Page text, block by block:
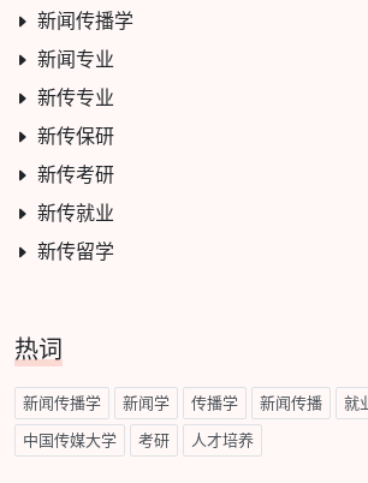
新闻传播学
新闻专业
新传专业
新传保研
新传考研
新传就业
新传留学
热词
新闻传播学 新闻学 传播学 新闻传播 就
中国传媒大学 考研 人才培养